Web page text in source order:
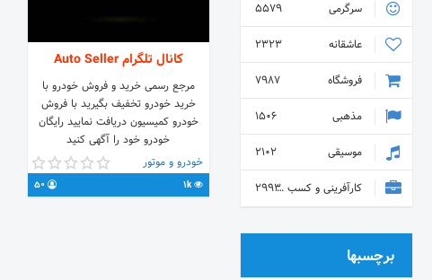
کانال تلگرام Auto Seller
مرجع رسمی خرید و فروش خودرو با
خرید خودرو تخفیف بگیرید با فروش
خودرو کمیسیون دریافت نمایید رایگان
خودرو خود را آگهی کنید
خودرو و موتور
1k
50
سرگرمی
5579
عاشقانه
2323
فروشگاه
7987
مذهبی
1506
موسیقی
2102
کارآفرینی و کسب و کار 2993
برچسبها